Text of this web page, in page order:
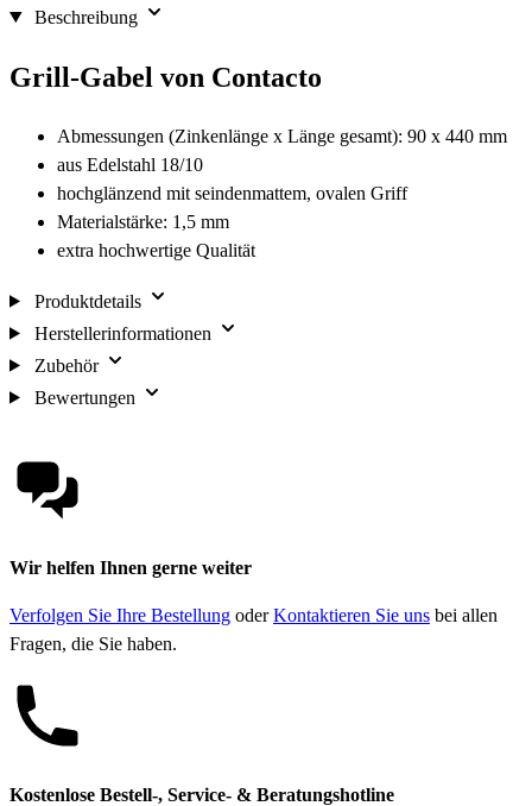
Beschreibung
Grill-Gabel von Contacto
Abmessungen (Zinkenlänge x Länge gesamt): 90 x 440 mm
aus Edelstahl 18/10
hochglänzend mit seindenmattem, ovalen Griff
Materialstärke: 1,5 mm
extra hochwertige Qualität
Produktdetails
Herstellerinformationen
Zubehör
Bewertungen
Wir helfen Ihnen gerne weiter
Verfolgen Sie Ihre Bestellung oderKontaktieren Sie uns bei allen
Fragen, die Sie haben.
Kostenlose Bestell-, Service- & Beratungshotline